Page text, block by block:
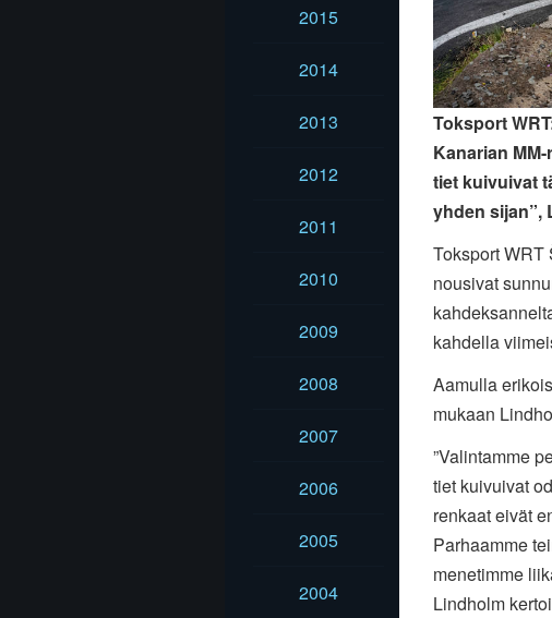
2015
2014
2013
2012
2011
2010
2009
2008
2007
2006
2005
2004
Toksport
Kanarian
tiet kuivuivat
yhden sijan”,
Toksport
nousivat
kahdella
Aamulla
mukaan
”Valintamme
tiet kuivuivat
renkaat eivät
Parhaamme
menetimme
Lindholm